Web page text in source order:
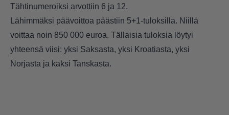
Tähtinumeroiksi arvottiin 6 ja 12.
Lähimmäksi päävoittoa päästiin 5+1-tuloksilla. Niillä
voittaa noin 850 000 euroa. Tällaisia tuloksia löytyi
yhteensä viisi: yksi Saksasta, yksi Kroatiasta, yksi
Norjasta ja kaksi Tanskasta.